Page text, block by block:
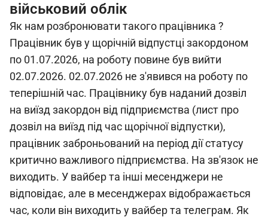
військовий облік
Як нам розбронювати такого працівника ?
Працівник був у щорічній відпустці закордоном
по 01.07.2026, на роботу повине був вийти
02.07.2026. 02.07.2026 не з'явився на роботу по
теперішній час. Працівнику був наданий дозвіл
на виїзд закордон від підприємства (лист про
дозвіл на виїзд під час щорічної відпустки),
працівник заброньований на період дії статусу
критично важливого підприємства. На зв'язок не
виходить. У вайбер та інші месенджери не
відповідає, але в месенджерах відображається
час, коли він виходить у вайбер та телеграм. Як